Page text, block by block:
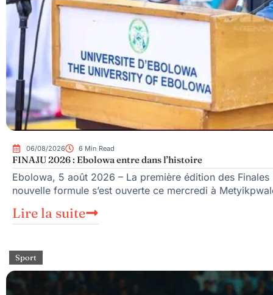
06/08/2026 6 Min Read
FINAJU 2026 : Ebolowa entre dans l’histoire
Ebolowa, 5 août 2026 – La première édition des
nouvelle formule s’est ouverte ce mercredi à
Lire la suite
Sport